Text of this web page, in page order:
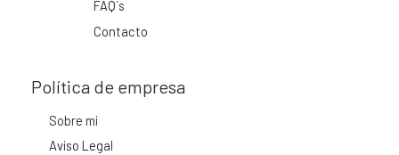
FAQ´s
Contacto
Política de empresa
Sobre mí
Aviso Legal